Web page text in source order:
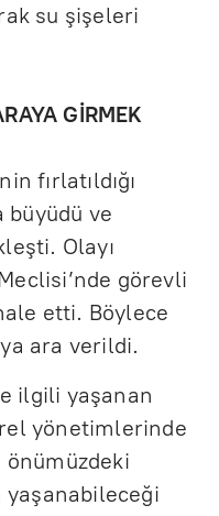
su şişeleri
GİRMEK
fırlatıldığı
büyüdü ve
Olayı
görevli
etti. Böylece
ara verildi.
ilgili yaşanan
yönetimlerinde